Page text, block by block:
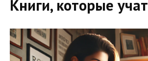
Книги, которые учат